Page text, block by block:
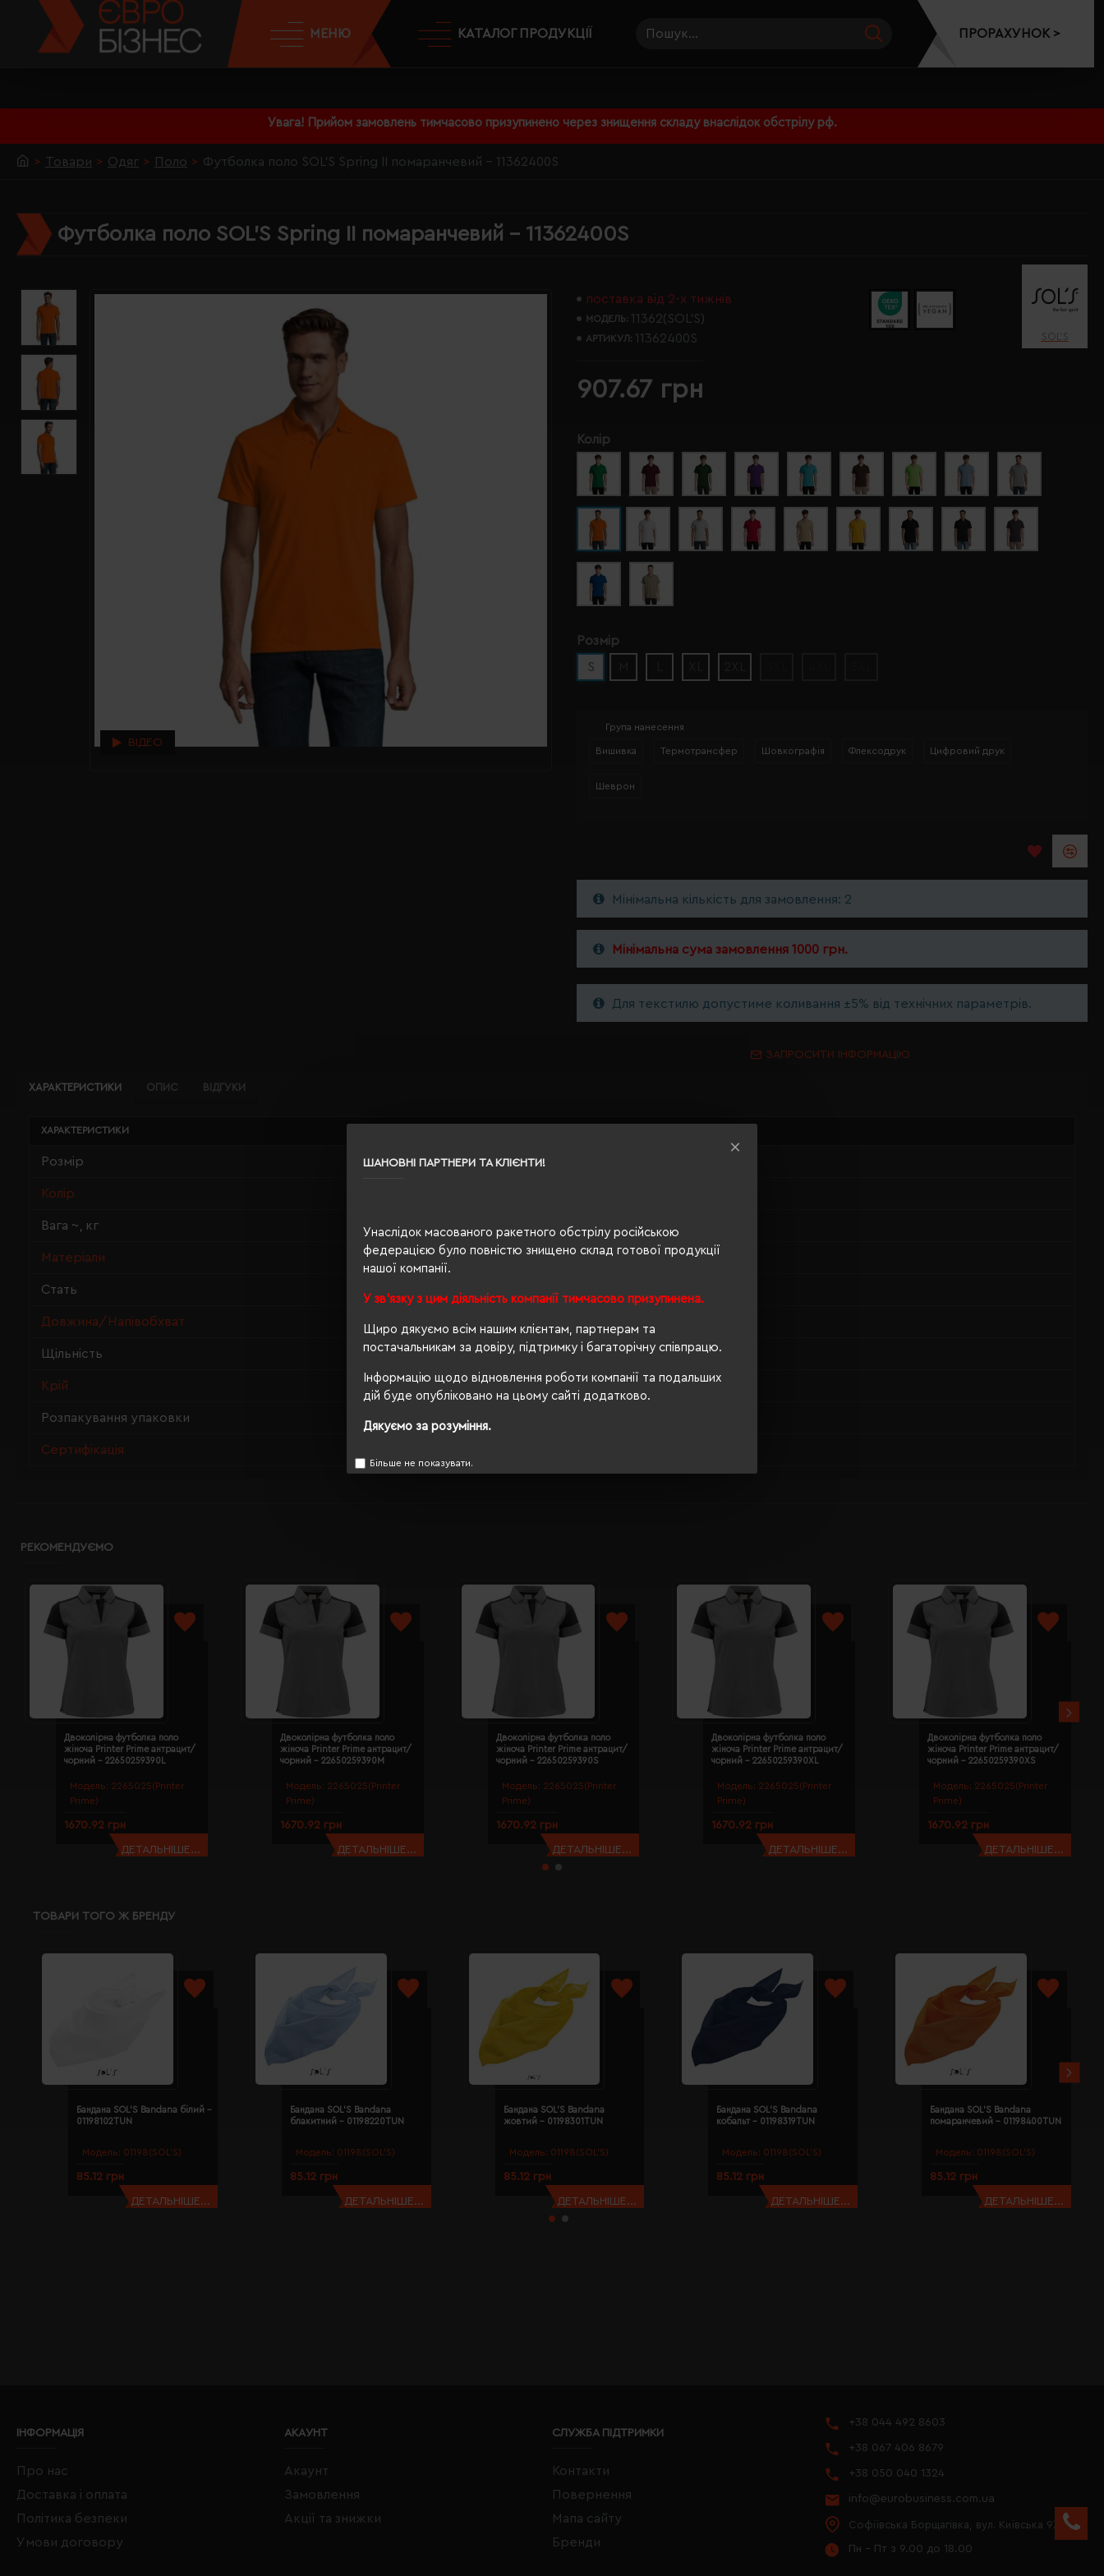
ШАНОВНІ ПАРТНЕРИ ТА КЛІЄНТИ!
Унаслідок масованого ракетного обстрілу російською
федерацією було повністю знищено склад готової продукції
нашої компанії.
У зв'язку з цим діяльність компанії тимчасово призупинена.
Щиро дякуємо всім нашим клієнтам, партнерам та
постачальникам за довіру, підтримку і багаторічну співпрацю.
Інформацію щодо відновлення роботи компанії та подальших
дій буде опубліковано на цьому сайті додатково.
Дякуємо за розуміння.
Більше не показувати.
Увага! Прийом замовлень тимчасово призупинено через знищення складу внаслідок обстрілу рф.
МЕНЮ КАТАЛОГ ПРОДУКЦІЇ ПРОРАХУНОК >
Товари Одяг Поло Футболка поло SOL'S Spring II помаранчевий - 11362400S
Футболка поло SOL'S Spring II помаранчевий - 11362400S
ВІДЕО
поставка від 2-х тижнів
МОДЕЛЬ: 11362(SOL’S)
АРТИКУЛ: 11362400S SOL’S
907.67 грн
Колір
Розмір
S
Група нанесення
Вишивка Термотрансфер Шовкографія Флексодрук Цифровий друк
Шеврон
Мінімальна кількість для замовлення: 2
Мінімальна сума замовлення 1000 грн.
Для текстилю допустиме коливання ±5% від технічних параметрів.
ЗАПРОСИТИ ІНФОРМАЦІЮ
ХАРАКТЕРИСТИКИ ОПИС ВІДГУКИ
ХАРАКТЕРИСТИКИ
Розмір S
Колір
Вага ~, кг
Матеріали 100% бавовна
Стать
Довжина/Напівобхват
Щільність 210 г/м²
Крій приталений
Розпакування упаковки
Сертифікація
РЕКОМЕНДУЄМО
Модель: 2265025(Printer
Prime)
Двоколірна футболка поло
жіноча Printer Prime антрацит/
чорний - 22650259390L
1670.92 грн
ДЕТАЛЬНІШЕ...
Модель: 2265025(Printer
Prime)
Двоколірна футболка поло
жіноча Printer Prime антрацит/
чорний - 22650259390M
1670.92 грн
ДЕТАЛЬНІШЕ...
Модель: 2265025(Printer
Prime)
Двоколірна футболка поло
жіноча Printer Prime антрацит/
чорний - 22650259390S
1670.92 грн
ДЕТАЛЬНІШЕ...
Модель: 2265025(Printer
Prime)
Двоколірна футболка поло
жіноча Printer Prime антрацит/
чорний - 22650259390XL
1670.92 грн
ДЕТАЛЬНІШЕ...
Модель: 2265025(Printer
Prime)
Двоколірна футболка поло
жіноча Printer Prime антрацит/
чорний - 22650259390XS
1670.92 грн
ДЕТАЛЬНІШЕ...
ТОВАРИ ТОГО Ж БРЕНДУ
Модель: 01198(SOL’S)
Бандана SOL'S Bandana білий -
01198102TUN
85.12 грн
ДЕТАЛЬНІШЕ...
Модель: 01198(SOL’S)
Бандана SOL'S Bandana
блакитний - 01198220TUN
85.12 грн
ДЕТАЛЬНІШЕ...
Модель: 01198(SOL’S)
Бандана SOL'S Bandana
жовтий - 01198301TUN
85.12 грн
ДЕТАЛЬНІШЕ...
Модель: 01198(SOL’S)
Бандана SOL'S Bandana
кобальт - 01198319TUN
85.12 грн
ДЕТАЛЬНІШЕ...
Модель: 01198(SOL’S)
Бандана SOL'S Bandana
помаранчевий - 01198400TUN
85.12 грн
ДЕТАЛЬНІШЕ...
ІНФОРМАЦІЯ
Про нас
Доставка і оплата
Політика безпеки
Умови договору
АКАУНТ
Акаунт
Замовлення
Акції та знижки
СЛУЖБА ПІДТРИМКИ
Контакти
Повернення
Мапа сайту
Бренди
+38 044 492 8603
+38 067 406 8679
+38 050 040 1324
info@eurobusiness.com.ua
Софіївська Борщагівка, вул. Київська 97
Пн - Пт з 9.00 до 18.00